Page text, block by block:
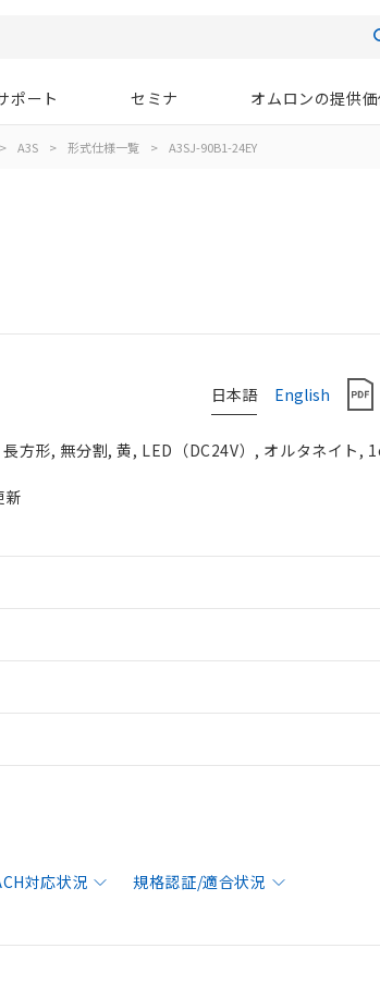
ポート セミナ オムロンの提供
> A3S > 形式仕様一覧 > A3SJ-90B1-24EY
日本語 English
方形, 無分割, 黄, LED（DC24V）, オルタネイト,
新
対応状況 規格認証/適合状況